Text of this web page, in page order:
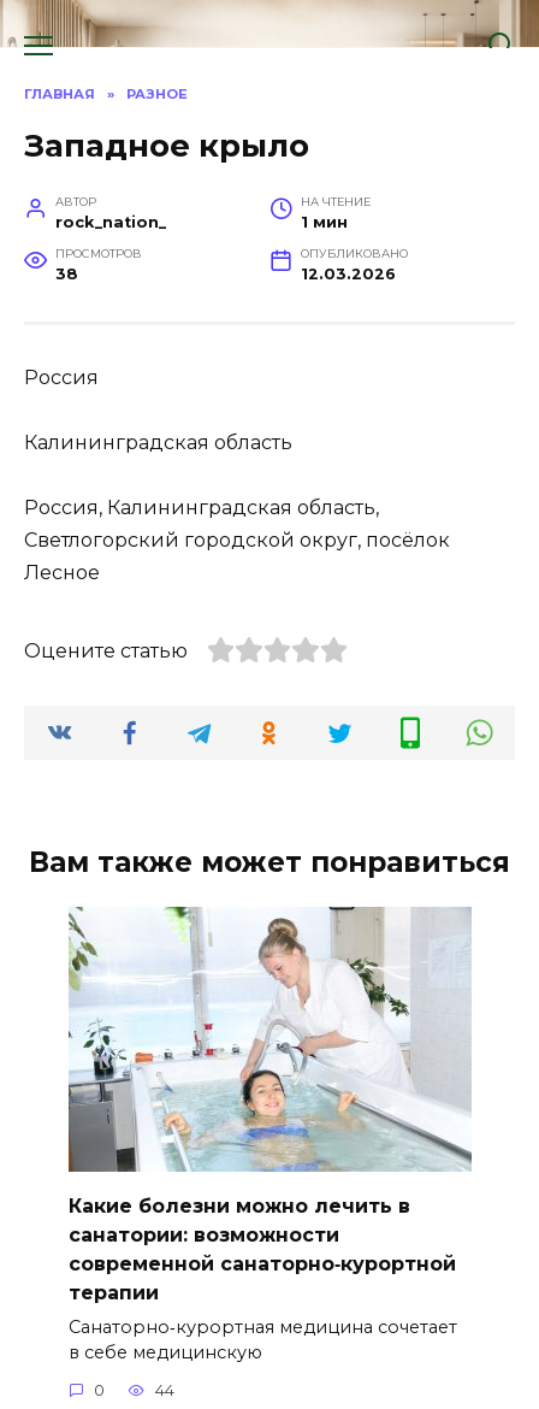
Перейти
к
ГЛАВНАЯ » РАЗНОЕ
Западное крыло
АВТОР
rock_nation_
НА ЧТЕНИЕ
1 мин
ПРОСМОТРОВ
38
ОПУБЛИКОВАНО
12.03.2026
Россия
Калининградская область
Россия, Калининградская область,
Светлогорский городской округ, посёлок
Лесное
Оцените статью
Вам также может понравиться
Какие болезни можно лечить в
санатории: возможности
современной санаторно‑курортной
терапии
Санаторно‑курортная медицина сочетает
в себе медицинскую
0 44